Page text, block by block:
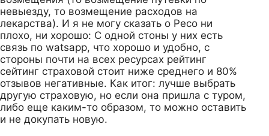
невыезду, то возмещение расходов на
лекарства). И я не могу сказать о Ресо ни
плохо, ни хорошо: С одной стоны у них есть
связь по watsapp, что хорошо и удобно, с
стороны почти на всех ресурсах рейтинг
сейтинг страховой стоит ниже среднего и 80%
отзывов негативные. Как итог: лучше выбрать
другую страховую, но если она пришла с туром,
либо еще каким-то образом, то можно оставить
и не докупать новую.